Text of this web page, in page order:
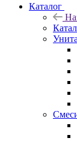
Каталог